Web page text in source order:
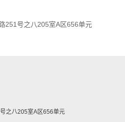
251号之八205室A区656单元
之八205室A区656单元